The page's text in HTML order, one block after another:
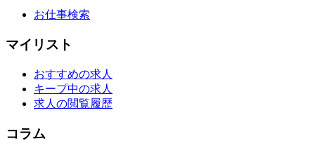
お仕事検索
マイリスト
おすすめの求人
キープ中の求人
求人の閲覧履歴
コラム